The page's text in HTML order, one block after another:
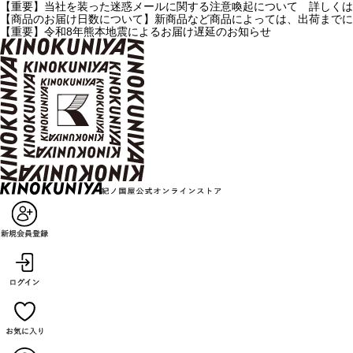
【重要】当社を装った迷惑メールに関する注意喚起について 詳しく
【商品のお届け日数について】新商品など商品によっては、出荷ま
【重要】令和8年熊本地震によるお届け遅延のお知らせ